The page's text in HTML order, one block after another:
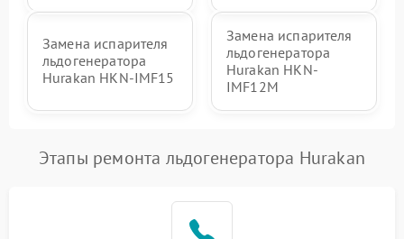
Замена испарителя
льдогенератора
Hurakan HKN-IMF15
Замена испарителя
льдогенератора
Hurakan HKN-
IMF12M
Этапы ремонта льдогенератора Hurakan